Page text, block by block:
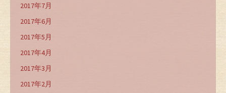
2017年7月
2017年6月
2017年5月
2017年4月
2017年3月
2017年2月